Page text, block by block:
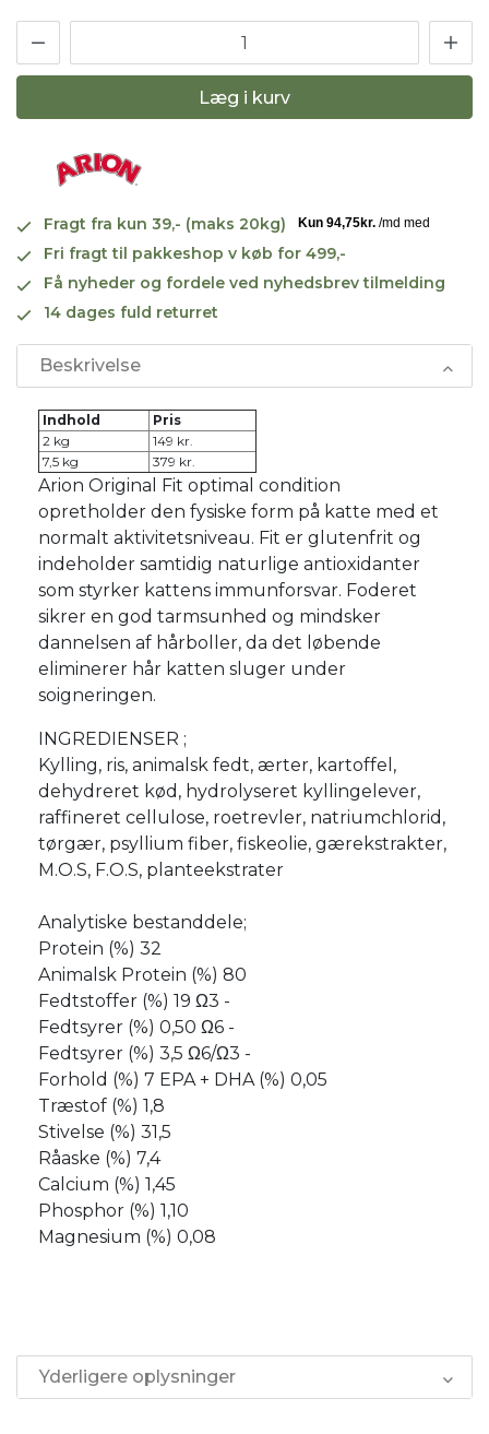
Læg i kurv
Fragt fra kun 39,- (maks 20kg)
Fri fragt til pakkeshop v køb for 499,-
Få nyheder og fordele ved nyhedsbrev tilmelding
14 dages fuld returret
Beskrivelse
Indhold
Pris
2 kg
149 kr.
7,5 kg
379 kr.
Arion Original Fit optimal condition
opretholder den fysiske form på katte med et
normalt aktivitetsniveau. Fit er glutenfrit og
indeholder samtidig naturlige antioxidanter
som styrker kattens immunforsvar. Foderet
sikrer en god tarmsunhed og mindsker
dannelsen af hårboller, da det løbende
eliminerer hår katten sluger under
soigneringen.
INGREDIENSER ;
Kylling, ris, animalsk fedt, ærter, kartoffel,
dehydreret kød, hydrolyseret kyllingelever,
raffineret cellulose, roetrevler, natriumchlorid,
tørgær, psyllium fiber, fiskeolie, gærekstrakter,
M.O.S, F.O.S, planteekstrater
Analytiske bestanddele;
Protein (%) 32
Animalsk Protein (%) 80
Fedtstoffer (%) 19 Ω3 -
Fedtsyrer (%) 0,50 Ω6 -
Fedtsyrer (%) 3,5 Ω6/Ω3 -
Forhold (%) 7 EPA + DHA (%) 0,05
Træstof (%) 1,8
Stivelse (%) 31,5
Råaske (%) 7,4
Calcium (%) 1,45
Phosphor (%) 1,10
Magnesium (%) 0,08
Yderligere oplysninger